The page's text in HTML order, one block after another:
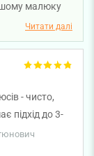
малюку
Читати далі
- чисто,
підхід до 3-
вакцинації